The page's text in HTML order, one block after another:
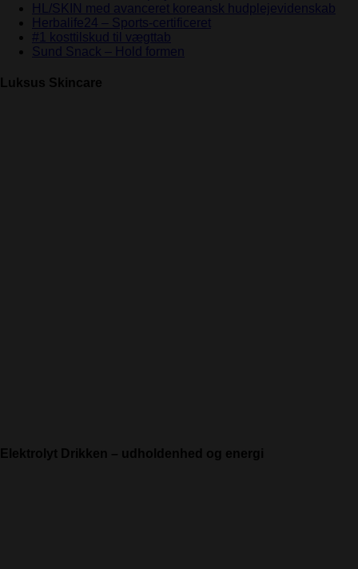
HL/SKIN med avanceret koreansk hudplejevidenskab
Herbalife24 – Sports-certificeret
#1 kosttilskud til vægttab
Sund Snack – Hold formen
Luksus Skincare
Elektrolyt Drikken – udholdenhed og energi